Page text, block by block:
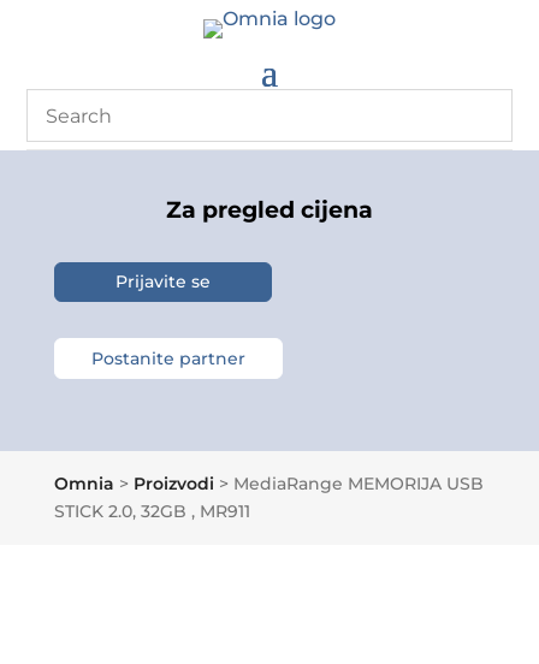
Za pregled cijena
Prijavite se
Postanite partner
Omnia > Proizvodi > MediaRange MEMORIJA USB
STICK 2.0, 32GB , MR911